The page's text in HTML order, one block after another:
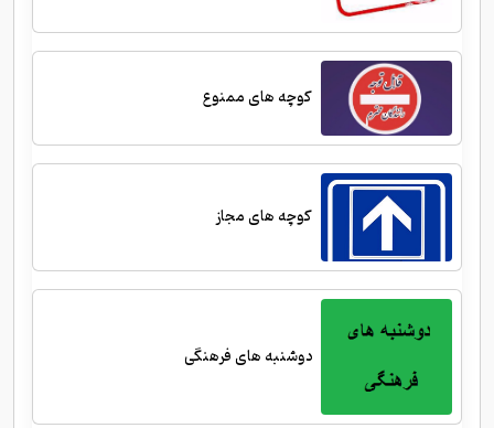
کوچه های ممنوع
کوچه های مجاز
دوشنبه های فرهنگی